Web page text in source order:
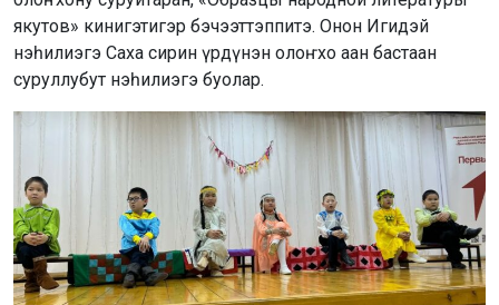
якутов» кинигэтигэр бэчээттэппитэ. Онон Игидэй
нэһилиэгэ Саха сирин үрдүнэн олоҥхо аан бастаан
суруллубут нэһилиэгэ буолар.